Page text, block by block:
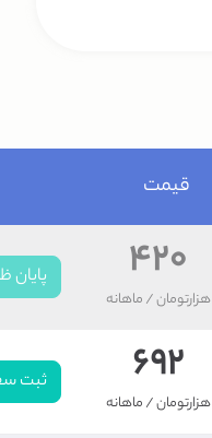
قیمت
420
هزارتومان/ ماهانه
پایان
692
هزارتومان/ ماهانه
ثبت